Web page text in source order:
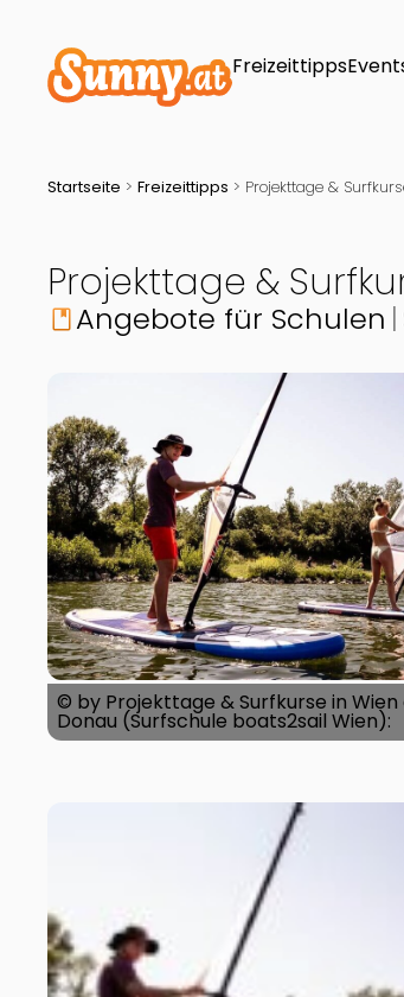
Freizeittipps
Startseite > Freizeittipps > Projekttage &
Projekttage &
bookAngebote für Schulen
© by Projekttage & Surfkurse in Wien
Donau (Surfschule boats2sail Wien):